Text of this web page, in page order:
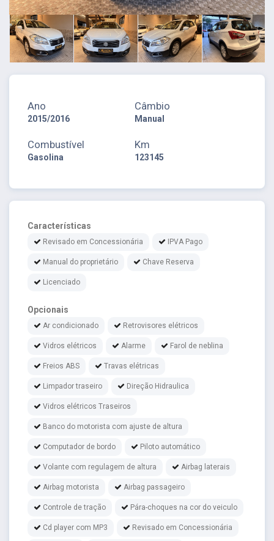
Ano
2015/2016
Câmbio
Manual
Combustível
Gasolina
Km
123145
Características
Revisado em Concessionária IPVA Pago
Manual do proprietário Chave Reserva
Licenciado
Opcionais
Ar condicionado Retrovisores elétricos
Vidros elétricos Alarme Farol de neblina
Freios ABS Travas elétricas
Limpador traseiro Direção Hidraulica
Vidros elétricos Traseiros
Banco do motorista com ajuste de altura
Computador de bordo Piloto automático
Volante com regulagem de altura Airbag laterais
Airbag motorista Airbag passageiro
Controle de tração Pára-choques na cor do veiculo
Cd player com MP3 Revisado em Concessionária